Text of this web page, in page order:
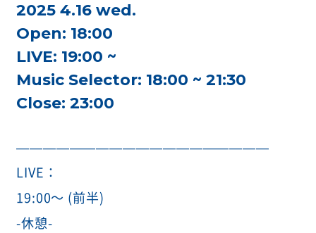
2025 4.16 wed.
Open: 18:00
LIVE: 19:00 ~
Music Selector: 18:00 ~ 21:30
Close: 23:00
———————————————————
LIVE：
19:00〜 (前半)
-休憩-